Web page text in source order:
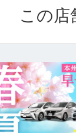
この店